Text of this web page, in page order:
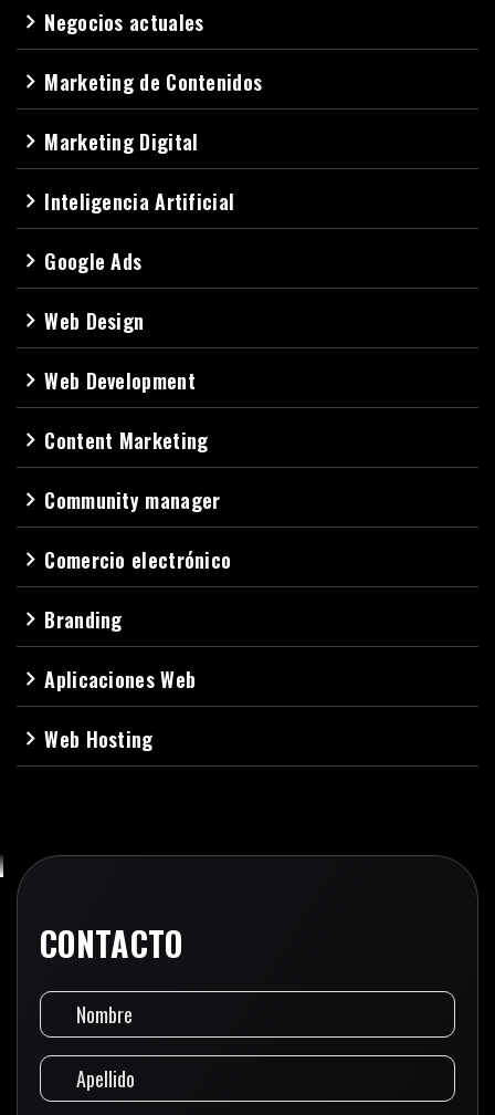
navigate_next Negocios actuales
navigate_next Marketing de Contenidos
navigate_next Marketing Digital
navigate_next Inteligencia Artificial
navigate_next Google Ads
navigate_nextWeb Design
navigate_nextWeb Development
navigate_next Content Marketing
navigate_next Community manager
navigate_next Comercio electrónico
navigate_next Branding
navigate_nextAplicaciones Web
navigate_nextWeb Hosting
CONTACTO